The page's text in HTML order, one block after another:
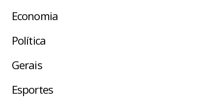
Economia
Política
Gerais
Esportes